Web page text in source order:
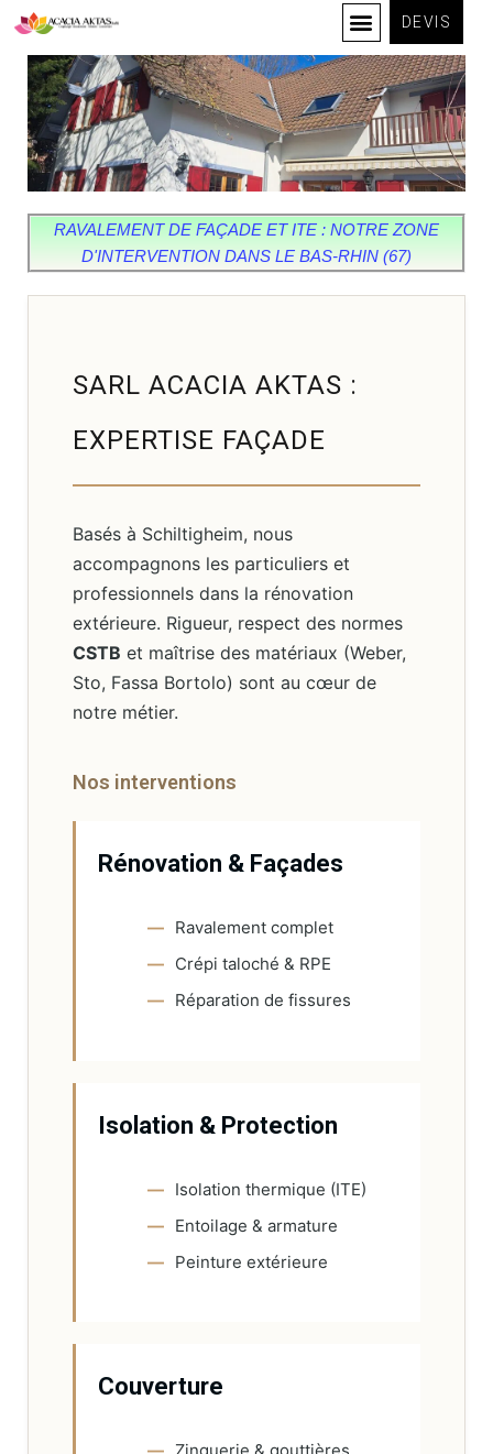
DEVIS
RAVALEMENT DE FAÇADE ET ITE : NOTRE ZONE
D'INTERVENTION DANS LE BAS-RHIN (67)
SARL ACACIA AKTAS :
EXPERTISE FAÇADE
Basés à Schiltigheim, nous
accompagnons les particuliers et
professionnels dans la rénovation
extérieure. Rigueur, respect des normes
CSTB et maîtrise des matériaux (Weber,
Sto, Fassa Bortolo) sont au cœur de
notre métier.
Nos interventions
Rénovation & Façades
Ravalement complet
Crépi taloché & RPE
Réparation de fissures
Isolation & Protection
Isolation thermique (ITE)
Entoilage & armature
Peinture extérieure
Couverture